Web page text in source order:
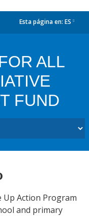
Esta página en: ES
ALL
FUND
Up Action Program
and primary